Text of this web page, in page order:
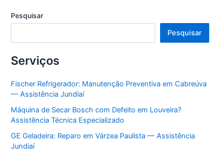
Pesquisar
Pesquisar
Serviços
Fischer Refrigerador: Manutenção Preventiva em Cabreúva
— Assistência Jundiaí
Máquina de Secar Bosch com Defeito em Louveira?
Assistência Técnica Especializado
GE Geladeira: Reparo em Várzea Paulista — Assistência
Jundiaí